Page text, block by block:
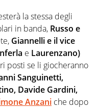
la stessa degli
in banda, Russo e
Giannelli e il vice
e Laurenzano)
posti se li giocheranno
Sanguinetti,
Davide Gardini,
Anzani che dopo